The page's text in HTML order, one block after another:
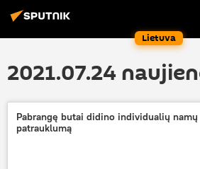
Lietuva
2021.07.24
Pabrangę butai didino individualių namų
patrauklumą